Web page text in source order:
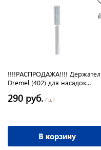
!!!!РАСПРОДАЖА!!!!
Dremel (402) для насадок
отрезных кругов
290 руб. / шт
В корзину